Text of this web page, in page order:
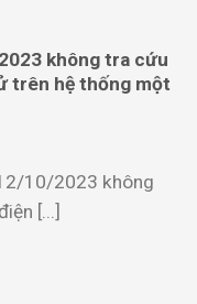
không tra cứu
trên hệ thống một
10/2023 không
[...]